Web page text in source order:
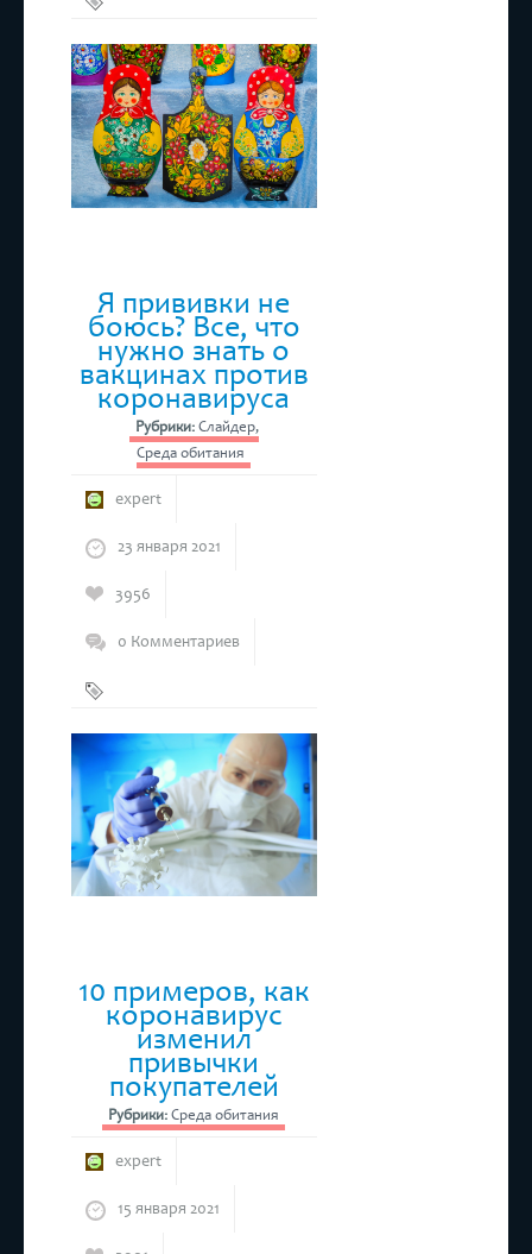
Путешествия,
Россия,
Туризм
Я прививки не
боюсь? Все, что
нужно знать о
вакцинах против
коронавируса
Рубрики: Слайдер,
Среда обитания
expert
23 января 2021
3956
0 Комментариев
Вакцины,
Коронавирус
10 примеров, как
коронавирус
изменил
привычки
покупателей
Рубрики: Среда обитания
expert
15 января 2021